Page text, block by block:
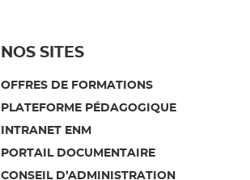
NOS SITES
OFFRES DE FORMATIONS
PLATEFORME PÉDAGOGIQUE
INTRANET ENM
PORTAIL DOCUMENTAIRE
CONSEIL D’ADMINISTRATION